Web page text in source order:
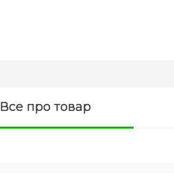
Все про товар